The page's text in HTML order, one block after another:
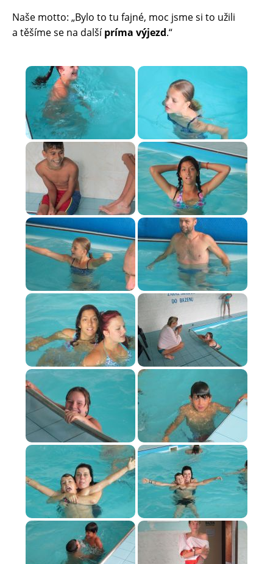
Naše motto: „Bylo to tu fajné, moc jsme si to užili
a těšíme se na dalšípríma výjezd.“